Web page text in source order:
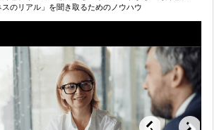
資金の融資
・コストを低減したい
スのリアル」を聞き取るためのノウハウ